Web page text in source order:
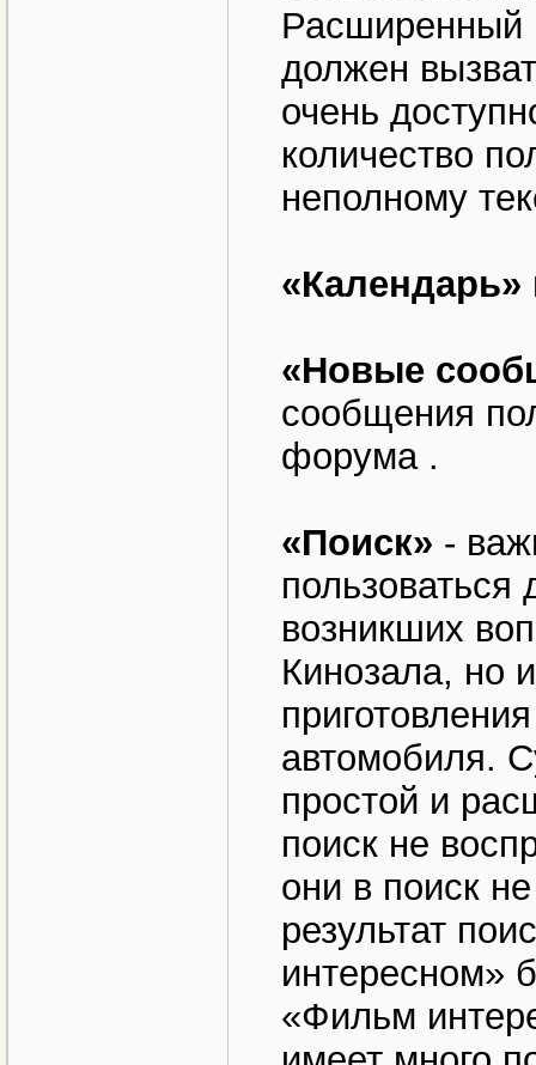
Расширенный
должен
очень
количество
неполному
«Календарь»
«Новые
сообщения
форума .
«Поиск» -
возникших
Кинозала, но
автомобиля.
простой и
поиск не
они в поиск
результат
интересном»
«Фильм